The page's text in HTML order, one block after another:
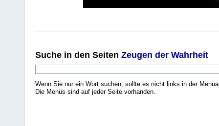
Suche in den Seiten Zeugen der Wahrheit
Wenn Sie nur ein Wort suchen, sollte es nicht links in der
Die Menüs sind auf jeder Seite vorhanden..